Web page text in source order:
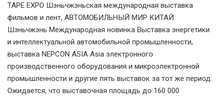
TAPE EXPO Шэньчжэньская международная выставка
фильмов и лент, АВТОМОБИЛЬНЫЙ МИР КИТАЙ
Шэньчжэнь Международная новинка Выставка энергетики
и интеллектуальной автомобильной промышленности,
выставка NEPCON ASIA Asia электронного
производственного оборудования и микроэлектронной
промышленности и другие пять выставок за тот же период.
Ожидается, что выставочная площадь до 160 000